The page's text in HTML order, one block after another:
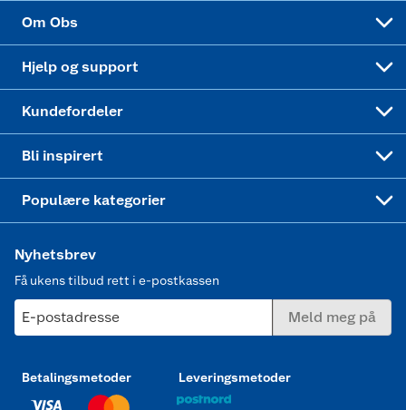
Om Obs
Hjelp og support
Kundefordeler
Bli inspirert
Populære kategorier
Nyhetsbrev
Få ukens tilbud rett i e-postkassen
E-postadresse Meld meg på
Betalingsmetoder Leveringsmetoder